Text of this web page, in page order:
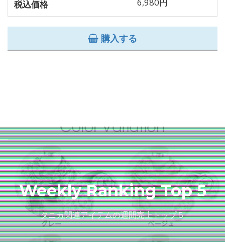
税込価格
購入する
Weekly Ranking Top 5
タニカ関連アイテムの週間売上トップ５